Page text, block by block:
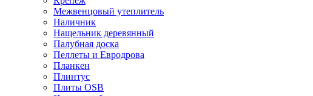
Межвенцовый утеплитель
Наличник
Нащельник деревянный
Палубная доска
Пеллеты и Евродрова
Планкен
Плинтус
Плиты OSB